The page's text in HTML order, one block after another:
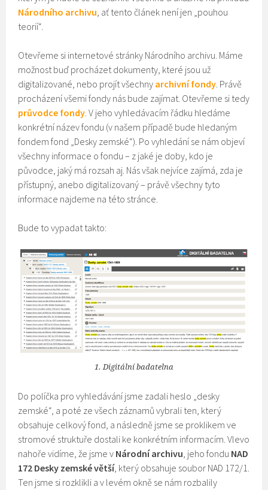
Národního archivu, ať tento článek není jen „pouhou
teorií“.
Otevřeme si internetové stránky Národního archivu. Máme
možnost buď procházet dokumenty, které jsou už
digitalizované, nebo projít všechny archivní fondy. Právě
procházení všemi fondy nás bude zajímat. Otevřeme si tedy
průvodce fondy. V jeho vyhledávacím řádku hledáme
konkrétní název fondu (v našem případě bude hledaným
fondem fond „Desky zemské“). Po vyhledání se nám objeví
všechny informace o fondu – z jaké je doby, kdo je
původce, jaký má rozsah aj. Nás však nejvíce zajímá, zda je
přístupný, anebo digitalizovaný – právě všechny tyto
informace najdeme na této stránce.
Bude to vypadat takto:
1. Digitální badatelna
Do políčka pro vyhledávání jsme zadali heslo „desky
zemské“, a poté ze všech záznamů vybrali ten, který
obsahuje celkový fond, a následně jsme se proklikem ve
stromové struktuře dostali ke konkrétním informacím. Vlevo
nahoře vidíme, že jsme v Národní archivu, jeho fondu NAD
172 Desky zemské větší, který obsahuje soubor NAD 172/1.
Ten jsme si rozklikli a v levém okně se nám rozbalily